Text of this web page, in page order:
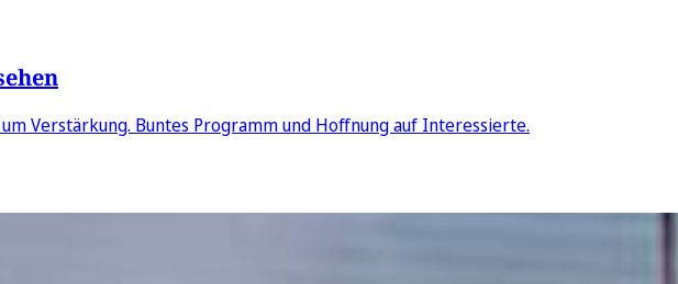
Verstärkung. Buntes Programm und Hoffnung auf Interessierte.